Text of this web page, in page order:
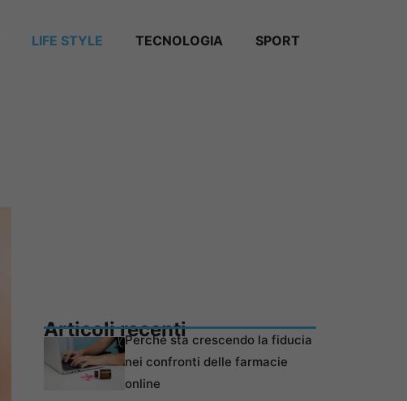
LIFE STYLE TECNOLOGIA SPORT
Articoli recentiPerché sta crescendo la fiducia
nei confronti delle farmacie
online